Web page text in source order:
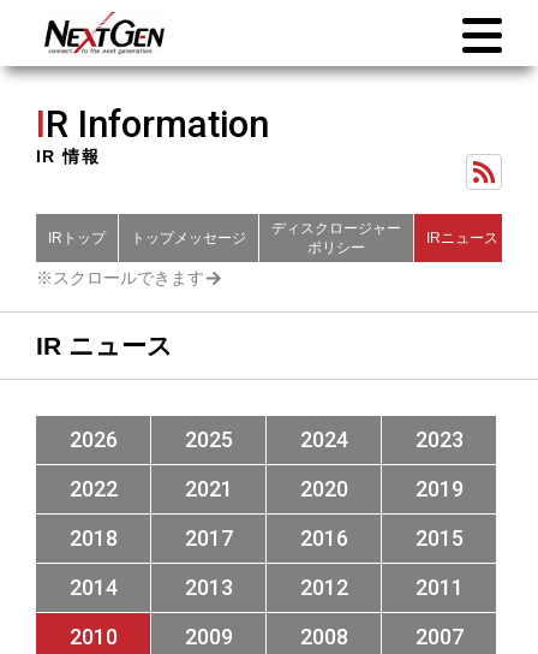
IR Information
IR 情報
IRトップ トップメッセージ
ディスクロージャー
ポリシー
IRニュース
IR ニュース
2026 2025 2024
2023
2022
2021 2020
2019
2018
2017 2016
2015
2014
2013 2012
2011
2010
2009 2008 2007